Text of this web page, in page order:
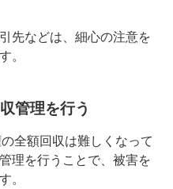
先などは、細心の注意を
。
管理を行う
全額回収は難しくなって
理を行うことで、被害を
。